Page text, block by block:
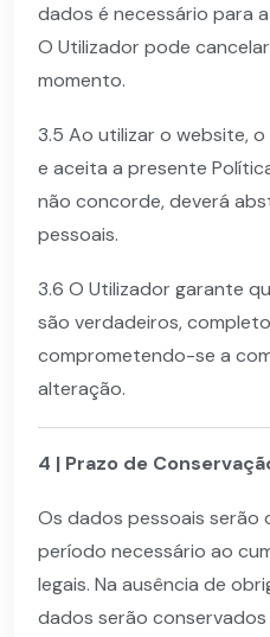
dados é necessário para
O Utilizador pode
momento.
3.5 Ao utilizar o website,
e aceita a presente
não concorde, deverá
pessoais.
3.6 O Utilizador garante
são verdadeiros,
comprometendo-se a
alteração.
4 | Prazo de
Os dados pessoais serão
período necessário ao
legais. Na ausência de
dados serão